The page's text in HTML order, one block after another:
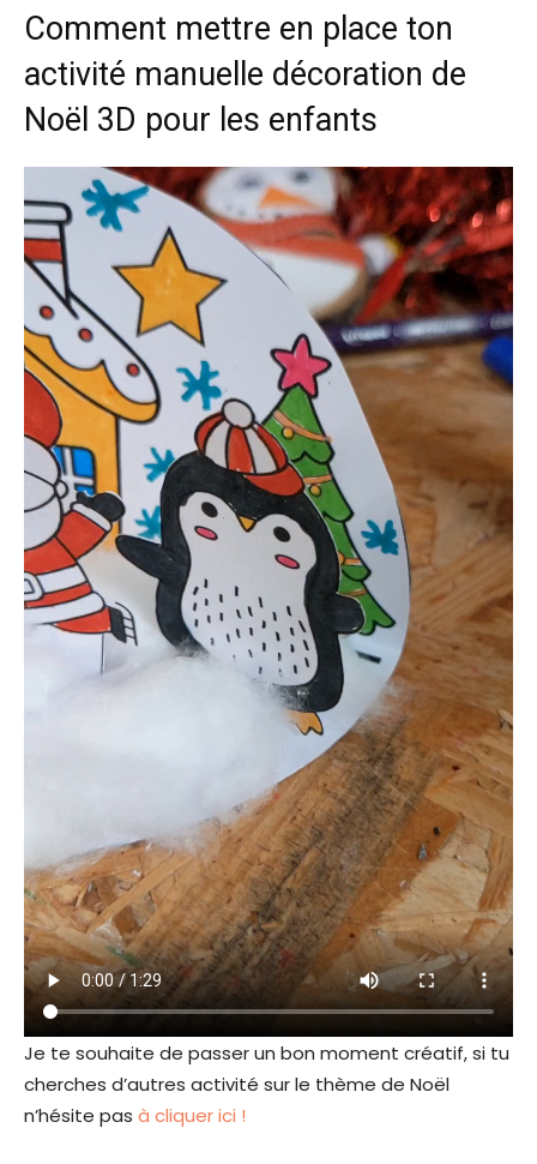
o
u
v
r
a
d
a
n
s
u
n
e
n
o
v
l
l
f
e
n
r
Comment mettre en place ton
activité manuelle décoration de
Noël 3D pour les enfants
Je te souhaite de passer un bon moment créatif, si tu
cherches d’autres activité sur le thème de Noël
n’hésite pas à cliquer ici !